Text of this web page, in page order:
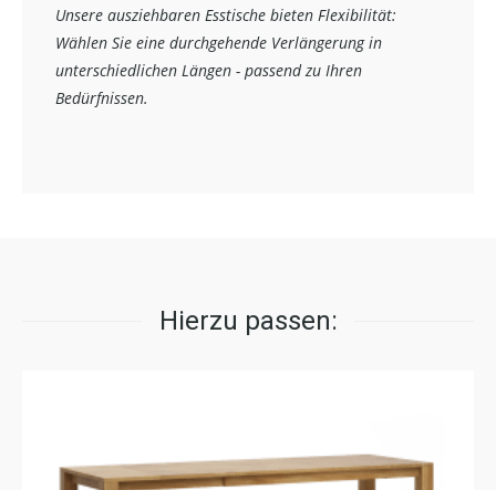
Unsere ausziehbaren Esstische bieten Flexibilität:
Wählen Sie eine durchgehende Verlängerung in
unterschiedlichen Längen - passend zu Ihren
Bedürfnissen.
Hierzu passen: